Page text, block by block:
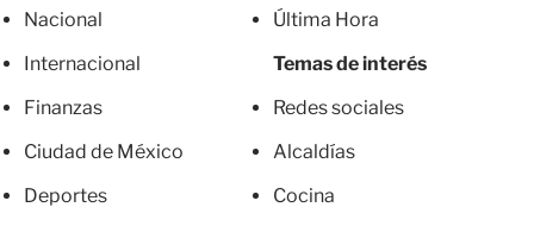
Nacional
Internacional
Finanzas
Ciudad de México
Deportes
Última Hora
Temas de interés
Redes sociales
Alcaldías
Cocina